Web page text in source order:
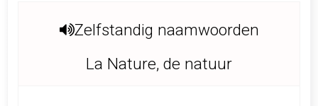
Zelfstandig naamwoorden
La Nature, de natuur